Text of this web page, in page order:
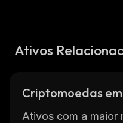
Ativos
Criptomoedas
Ativos com a maior